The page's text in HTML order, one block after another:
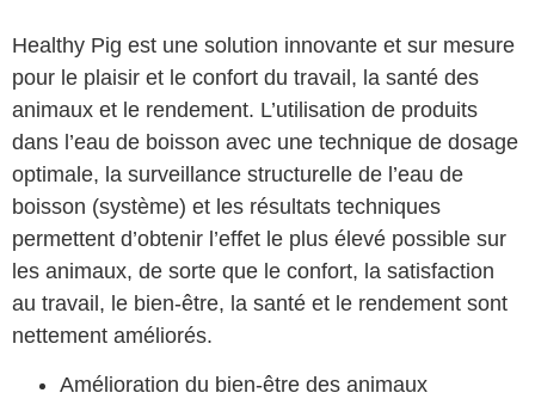
Healthy Pig est une solution innovante et sur mesure
pour le plaisir et le confort du travail, la santé des
animaux et le rendement. L’utilisation de produits
dans l’eau de boisson avec une technique de dosage
optimale, la surveillance structurelle de l’eau de
boisson (système) et les résultats techniques
permettent d’obtenir l’effet le plus élevé possible sur
les animaux, de sorte que le confort, la satisfaction
au travail, le bien-être, la santé et le rendement sont
nettement améliorés.
Amélioration du bien-être des animaux